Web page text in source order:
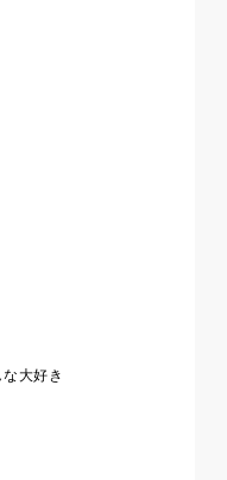
大好き